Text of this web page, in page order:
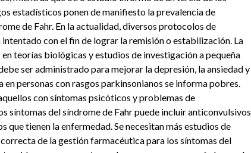
estadísticos ponen de manifiesto la prevalencia de
de Fahr. En la actualidad, diversos protocolos de
con el fin de lograr la remisión o estabilización. La
teorías biológicas y estudios de investigación a pequeña
ser administrado para mejorar la depresión, la ansiedad y
personas con rasgos parkinsonianos se informa pobres.
con síntomas psicóticos y problemas de
del síndrome de Fahr puede incluir anticonvulsivos
tienen la enfermedad. Se necesitan más estudios de
de la gestión farmacéutica para los síntomas del